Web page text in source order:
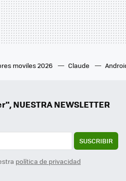
moviles 2026 Claude
NUESTRA NEWSLETTER
SUSCRIBIR
política de privacidad